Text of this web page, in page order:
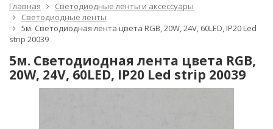
Главная
Светодиодные ленты и аксессуары
Светодиодные ленты
5м. Светодиодная лента цвета RGB, 20W, 24V, 60LED, IP20 Led
strip 20039
5м. Светодиодная лента цвета RGB,
20W, 24V, 60LED, IP20 Led strip 20039